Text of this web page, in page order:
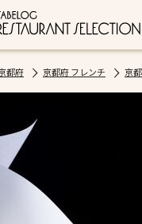
都府 京都府 フレンチ 京